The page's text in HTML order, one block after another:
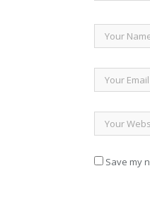
Save my